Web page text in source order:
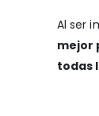
Al ser
mejor
todas